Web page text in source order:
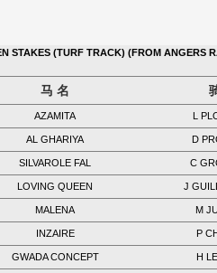
STAKES (TURF TRACK) (FROM ANGERS
马 名
AZAMITA L
AL GHARIYA D
SILVAROLE FAL C
LOVING QUEEN J
MALENA M
INZAIRE P
GWADA CONCEPT H